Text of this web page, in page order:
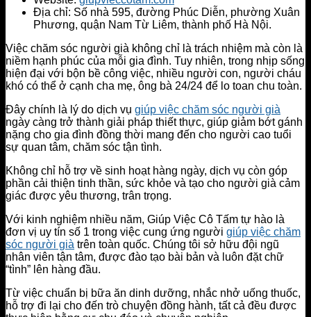
Địa chỉ: Số nhà 595, đường Phúc Diễn, phường Xuân
Phương, quận Nam Từ Liêm, thành phố Hà Nội.
Việc chăm sóc người già không chỉ là trách nhiệm mà còn là
niềm hạnh phúc của mỗi gia đình. Tuy nhiên, trong nhịp sống
hiện đại với bộn bề công việc, nhiều người con, người cháu
khó có thể ở cạnh cha mẹ, ông bà 24/24 để lo toan chu toàn.
Đây chính là lý do dịch vụ giúp việc chăm sóc người già
ngày càng trở thành giải pháp thiết thực, giúp giảm bớt gánh
nặng cho gia đình đồng thời mang đến cho người cao tuổi
sự quan tâm, chăm sóc tận tình.
Không chỉ hỗ trợ về sinh hoạt hàng ngày, dịch vụ còn góp
phần cải thiện tinh thần, sức khỏe và tạo cho người già cảm
giác được yêu thương, trân trọng.
Với kinh nghiệm nhiều năm, Giúp Việc Cô Tấm tự hào là
đơn vị uy tín số 1 trong việc cung ứng người giúp việc chăm
sóc người già trên toàn quốc. Chúng tôi sở hữu đội ngũ
nhân viên tận tâm, được đào tạo bài bản và luôn đặt chữ
“tình” lên hàng đầu.
Từ việc chuẩn bị bữa ăn dinh dưỡng, nhắc nhở uống thuốc,
hỗ trợ đi lại cho đến trò chuyện đồng hành, tất cả đều được